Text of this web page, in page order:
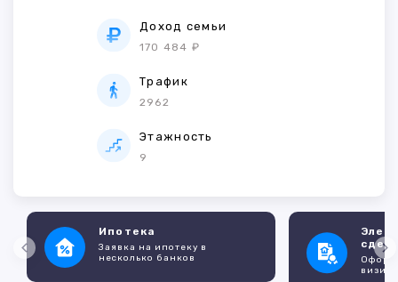
Доход семьи
170 484 ₽
Трафик
2962
Этажность
9
Ипотека
Заявка на ипотеку в
несколько банков